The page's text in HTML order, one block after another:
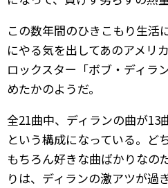
この数年間のひきこもり生活
にやる気を出してあのアメリ
ロックスター「ボブ・ディラ
めたかのようだ。
全21曲中、ディランの曲が13
という構成になっている。ど
もちろん好きな曲ばかりなの
りは、ディランの激アツが過